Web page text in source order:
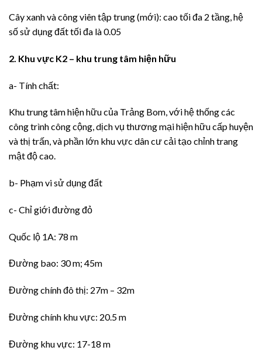
Cây xanh và công viên tập trung (mới): cao tối đa 2 tầng, hệ
số sử dụng đất tối đa là 0.05
2. Khu vực K2 – khu trung tâm hiện hữu
a- Tính chất:
Khu trung tâm hiện hữu của Trảng Bom, với hệ thống các
công trình công cộng, dịch vụ thương mại hiện hữu cấp huyện
và thị trấn, và phần lớn khu vực dân cư cải tạo chỉnh trang
mật độ cao.
b- Phạm vi sử dụng đất
c- Chỉ giới đường đỏ
Quốc lộ 1A: 78 m
Đường bao: 30 m; 45m
Đường chính đô thị: 27m – 32m
Đường chính khu vực: 20.5 m
Đường khu vực: 17-18 m